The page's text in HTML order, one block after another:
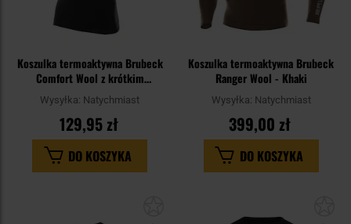
Koszulka termoaktywna Brubeck
Comfort Wool z krótkim
rękawem - Czarna
Wysyłka: Natychmiast
129,95 zł
DO KOSZYKA
Koszulka termoaktywna Brubeck
Ranger Wool - Khaki
Wysyłka: Natychmiast
399,00 zł
DO KOSZYKA